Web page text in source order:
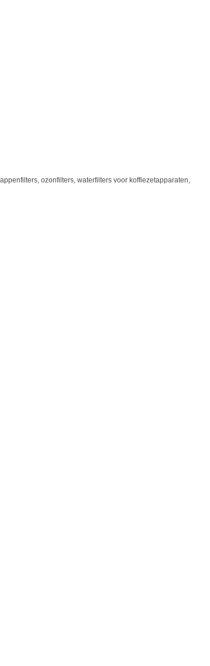
ozonfilters, waterfilters voor koffiezetapparaten,